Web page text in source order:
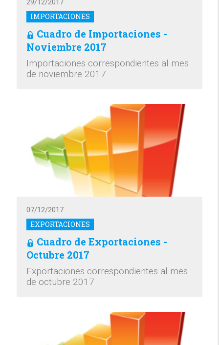
IMPORTACIONES
29/12/2017
Cuadro de Importaciones -
Noviembre 2017
Importaciones correspondientes al mes
de noviembre 2017
EXPORTACIONES
07/12/2017
Cuadro de Exportaciones -
Octubre 2017
Exportaciones correspondientes al mes
de octubre 2017